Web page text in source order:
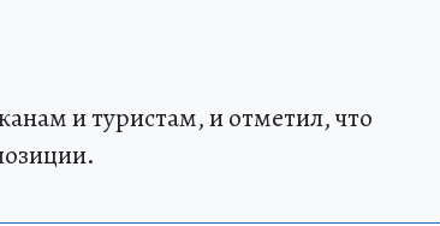
и туристам, и отметил, что